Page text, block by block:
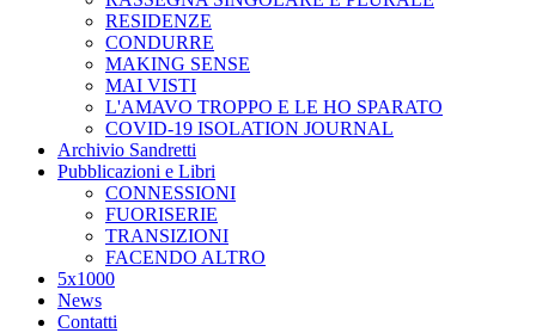
RESIDENZE
CONDURRE
MAKING SENSE
MAI VISTI
L'AMAVO TROPPO E LE HO SPARATO
COVID-19 ISOLATION JOURNAL
Archivio Sandretti
Pubblicazioni e Libri
CONNESSIONI
FUORISERIE
TRANSIZIONI
FACENDO ALTRO
5x1000
News
Contatti